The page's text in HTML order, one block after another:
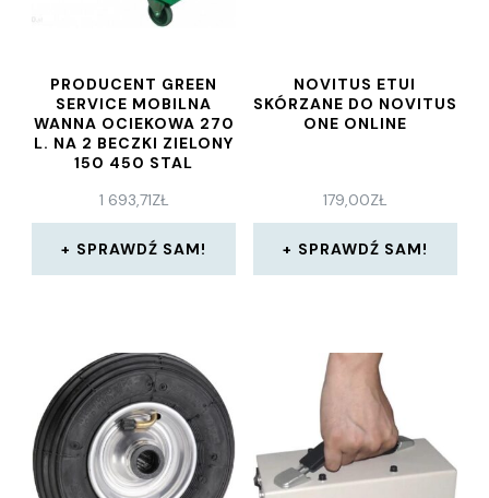
PRODUCENT GREEN
SERVICE MOBILNA
WANNA OCIEKOWA 270
L. NA 2 BECZKI ZIELONY
150 450 STAL
1 693,71ZŁ
SPRAWDŹ SAM!
NOVITUS ETUI
SKÓRZANE DO NOVITUS
ONE ONLINE
179,00ZŁ
SPRAWDŹ SAM!